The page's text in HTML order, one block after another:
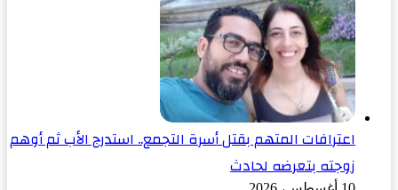
اعترافات المتهم بقتل أسرة التجمع.. استدرج الأب ثم أوهم
زوجته بتعرضه لحادث